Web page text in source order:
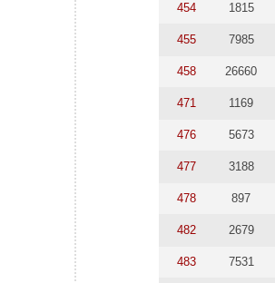
454 1815
455 7985
458 26660
471 1169
476 5673
477 3188
478 897
482 2679
483 7531